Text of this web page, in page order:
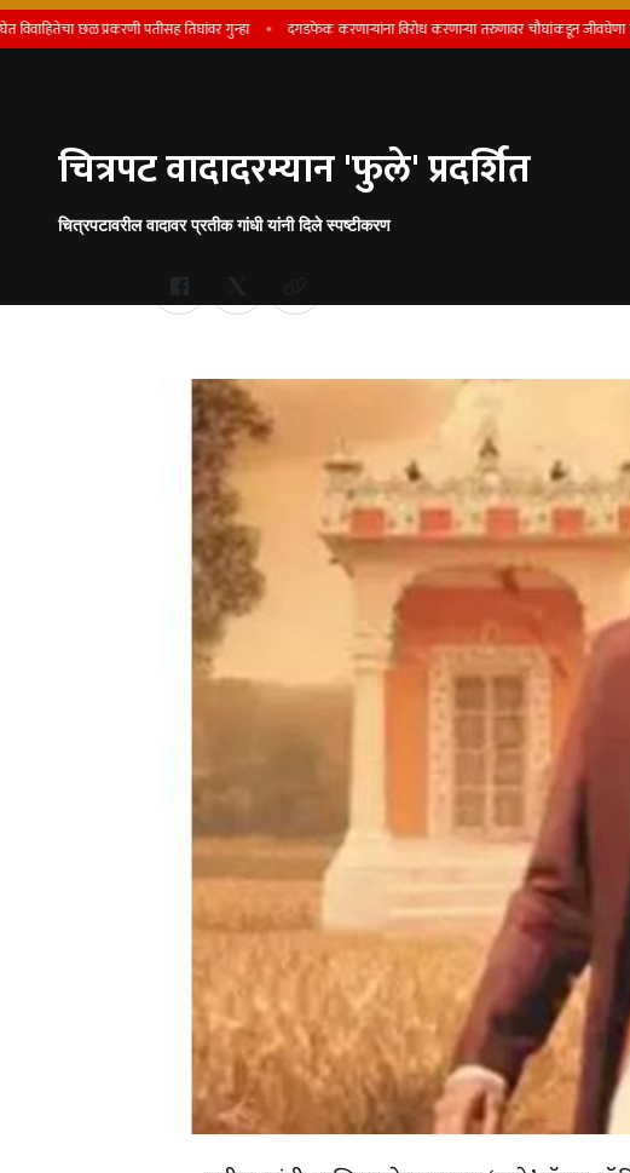
छळ प्रकरणी पतीसह तिघांवर गुन्हा दगडफेक करणार्‍यांना विरोध करणार्‍या तरुणावर चौघांकडून जीवघेणा हल्ला;
चित्रपट वादादरम्यान 'फुले' प्रदर्शित
चित्रपटावरील वादावर प्रतीक गांधी यांनी दिले स्पष्टीकरण